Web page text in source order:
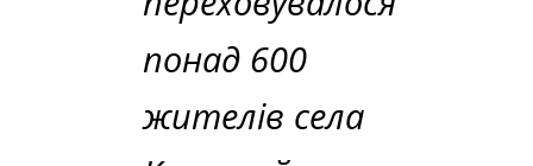
понад 600
жителів села